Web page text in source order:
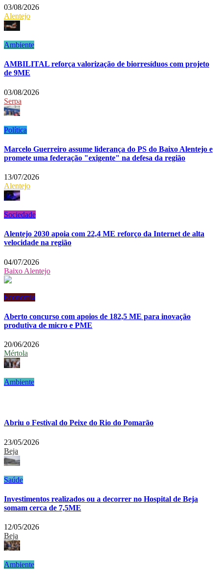
03/08/2026
Alentejo
Ambiente
AMBILITAL reforça valorização de biorresíduos com projeto
de 9ME
03/08/2026
Serpa
Política
Marcelo Guerreiro assume liderança do PS do Baixo Alentejo e
promete uma federação "exigente" na defesa da região
13/07/2026
Alentejo
Sociedade
Alentejo 2030 apoia com 22,4 ME reforço da Internet de alta
velocidade na região
04/07/2026
Baixo Alentejo
Economia
Aberto concurso com apoios de 182,5 ME para inovação
produtiva de micro e PME
20/06/2026
Mértola
Ambiente
Abriu o Festival do Peixe do Rio do Pomarão
23/05/2026
Beja
Saúde
Investimentos realizados ou a decorrer no Hospital de Beja
somam cerca de 7,5ME
12/05/2026
Beja
Ambiente